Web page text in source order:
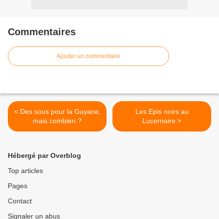
Commentaires
Ajouter un commentaire
< Des sous pour la Guyane,
mais combien ?
Les Epis noirs au
Lucernaire >
Hébergé par Overblog
Top articles
Pages
Contact
Signaler un abus